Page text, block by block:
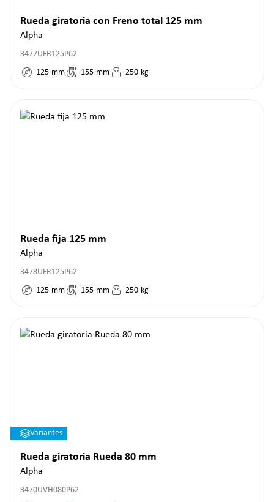
Rueda giratoria con Freno total 125 mm
Alpha
3477UFR125P62
125 mm 155 mm 250 kg
Rueda fija 125 mm
Alpha
3478UFR125P62
125 mm 155 mm 250 kg
Variantes
Rueda giratoria Rueda 80 mm
Alpha
3470UVH080P62